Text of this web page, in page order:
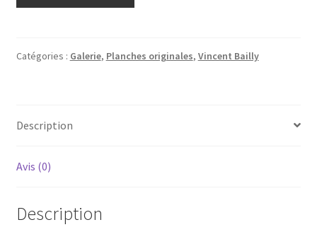
un
T2
Catégories : Galerie, Planches originales, Vincent Bailly
Description
Avis (0)
Description